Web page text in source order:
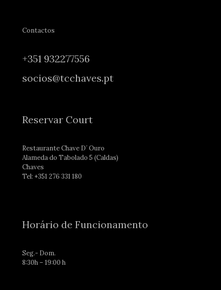
Contactos
+351 932277556
socios@tcchaves.pt
Reservar Court
Restaurante Chave D´ Ouro
Alameda do Tabolado 5 (Caldas)
Chaves
Tel: +351 276 331 180
Horário de Funcionamento
Seg.- Dom.
8:30h – 19:00 h